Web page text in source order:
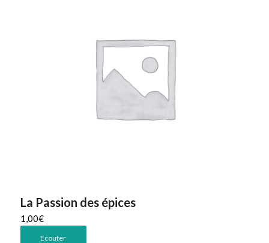
La Passion des épices
1,00€
Ecouter